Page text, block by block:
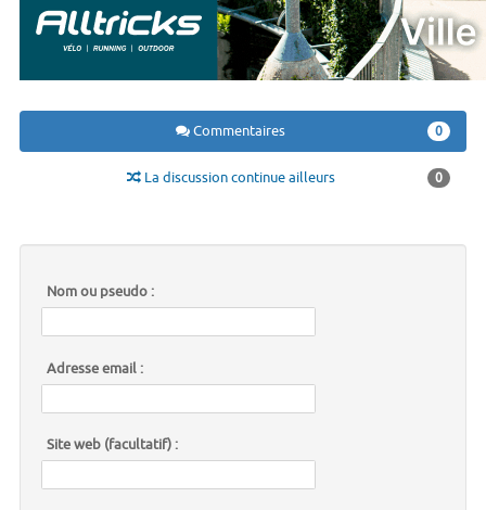
Commentaires 0
La discussion continue ailleurs 0
Nom ou pseudo :
Adresse email :
Site web (facultatif) :